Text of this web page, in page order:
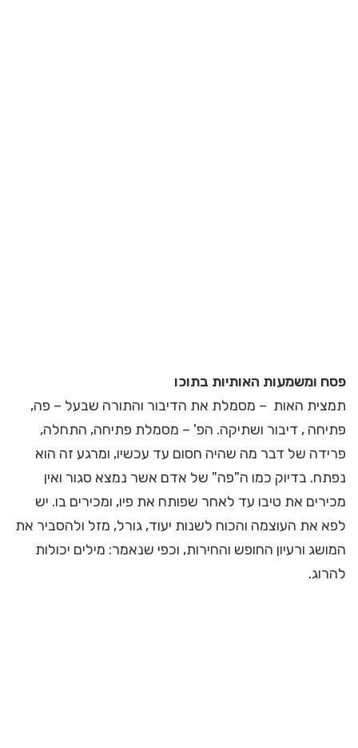
פסח ומשמעות האותיות בתוכו
תמצית האות – מסמלת את הדיבור והתורה שבעל – פה,
פתיחה , דיבור ושתיקה. הפ' – מסמלת פתיחה, התחלה,
פרידה של דבר מה שהיה חסום עד עכשיו, ומרגע זה הוא
נפתח. בדיוק כמו ה"פה" של אדם אשר נמצא סגור ואין
מכירים את טיבו עד לאחר שפותח את פיו, ומכירים בו. יש
לפא את העוצמה והכוח לשנות יעוד, גורל, מזל ולהסביר את
המושג ורעיון החופש והחירות, וכפי שנאמר: מילים יכולות
להרוג.